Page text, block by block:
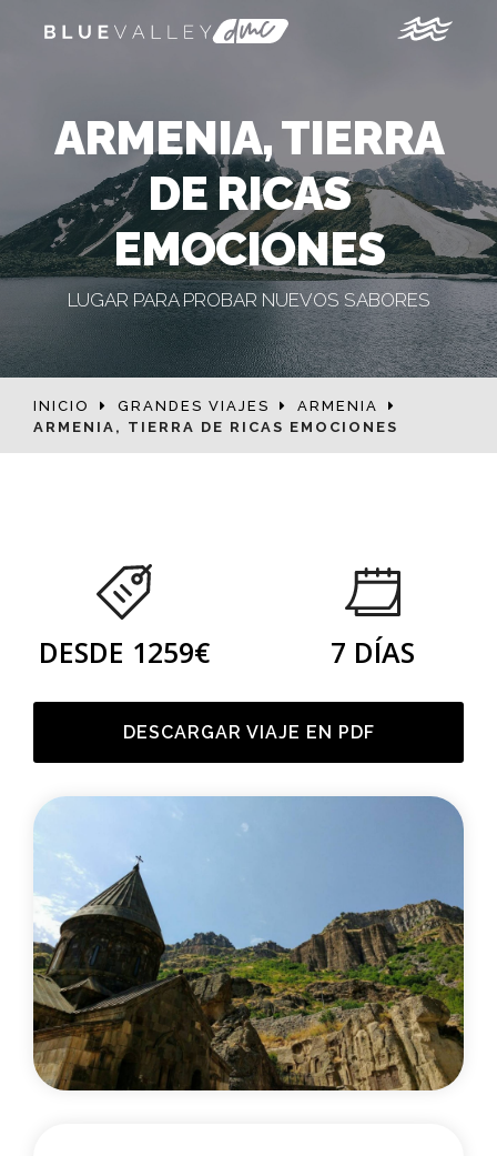
ARMENIA, TIERRA
DE RICAS
EMOCIONES
LUGAR PARA PROBAR NUEVOS SABORES
INICIO GRANDES VIAJES
ARMENIA
ARMENIA, TIERRA DE RICAS EMOCIONES
DESDE 1259€ 7 DÍAS
DESCARGAR VIAJE EN PDF